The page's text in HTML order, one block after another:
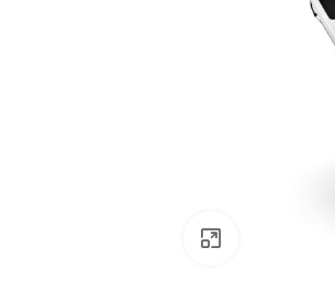
Натисніть,